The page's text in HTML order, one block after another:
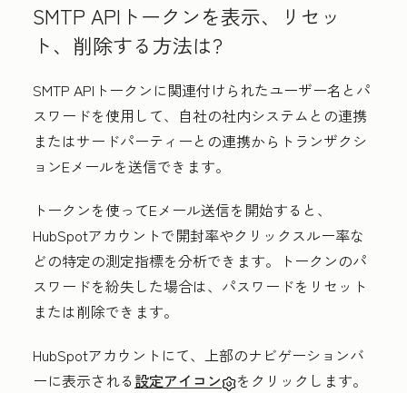
SMTP APIトークンを表示、リセッ
ト、削除する方法は?
SMTP APIトークンに関連付けられたユーザー名とパ
スワードを使用して、自社の社内システムとの連携
またはサードパーティーとの連携からトランザクシ
ョンEメールを送信できます。
トークンを使ってEメール送信を開始すると、
HubSpotアカウントで開封率やクリックスルー率な
どの特定の測定指標を分析できます。トークンのパ
スワードを紛失した場合は、パスワードをリセット
または削除できます。
HubSpotアカウントにて、上部のナビゲーションバ
ーに表示される設定アイコン
をクリックします。